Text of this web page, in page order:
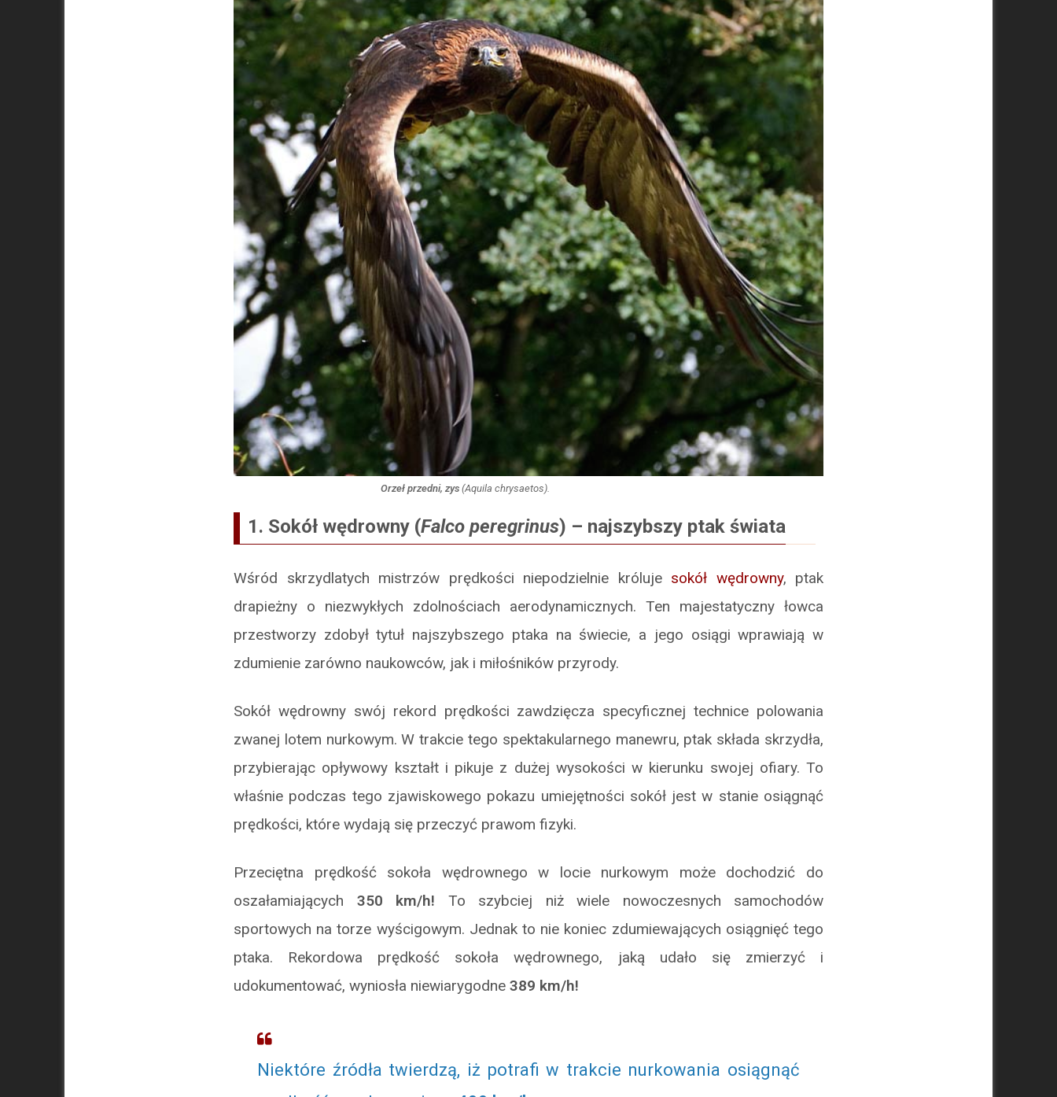
Orzeł przedni, zys(Aquila chrysaetos).
1. Sokół wędrowny (Falco peregrinus) – najszybszy ptak świata
Wśród skrzydlatych mistrzów prędkości niepodzielnie króluje sokół wędrowny, ptak
drapieżny o niezwykłych zdolnościach aerodynamicznych. Ten majestatyczny łowca
przestworzy zdobył tytuł najszybszego ptaka na świecie, a jego osiągi wprawiają w
zdumienie zarówno naukowców, jak i miłośników przyrody.
Sokół wędrowny swój rekord prędkości zawdzięcza specyficznej technice polowania
zwanej lotem nurkowym. W trakcie tego spektakularnego manewru, ptak składa skrzydła,
przybierając opływowy kształt i pikuje z dużej wysokości w kierunku swojej ofiary. To
właśnie podczas tego zjawiskowego pokazu umiejętności sokół jest w stanie osiągnąć
prędkości, które wydają się przeczyć prawom fizyki.
Przeciętna prędkość sokoła wędrownego w locie nurkowym może dochodzić do
oszałamiających 350 km/h! To szybciej niż wiele nowoczesnych samochodów
sportowych na torze wyścigowym. Jednak to nie koniec zdumiewających osiągnięć tego
ptaka. Rekordowa prędkość sokoła wędrownego, jaką udało się zmierzyć i
udokumentować, wyniosła niewiarygodne 389 km/h!
Niektóre źródła twierdzą, iż potrafi w trakcie nurkowania osiągnąć